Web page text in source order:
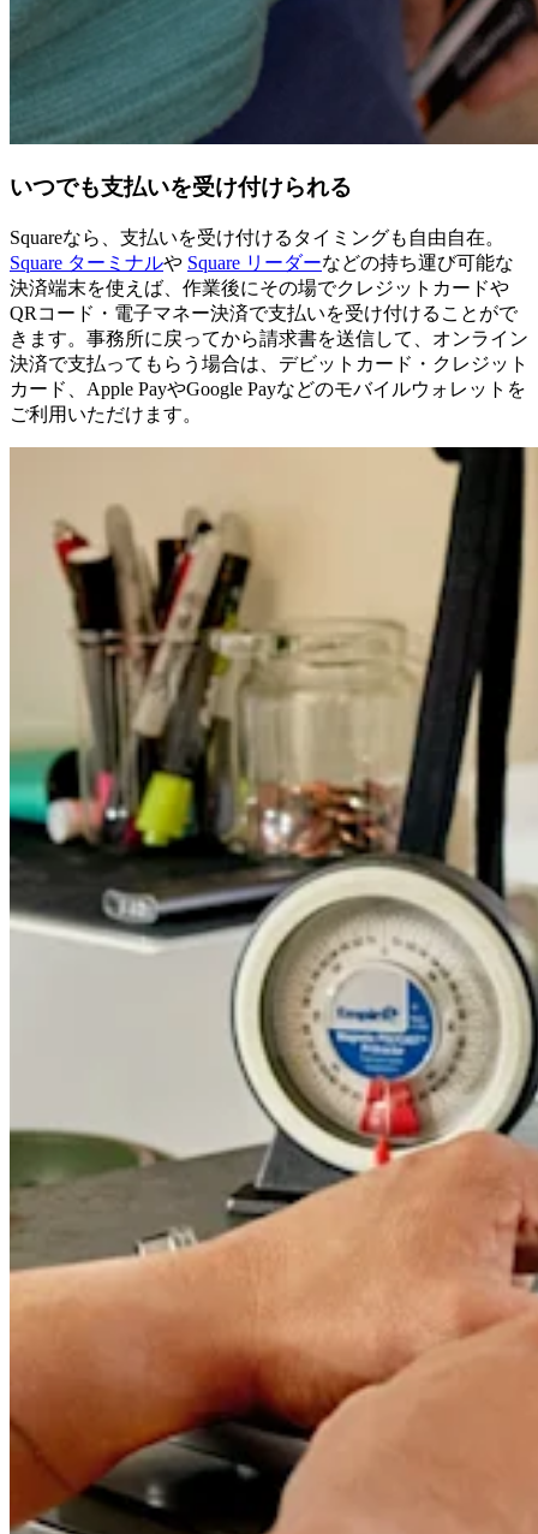
いつでも支払いを受け付けられる
Squareなら、支払いを受け付けるタイミングも自由自在。
Square ターミナルや Square リーダーなどの持ち運び可能な
決済端末を使えば、作業後にその場でクレジットカードや
QRコード・電子マネー決済で支払いを受け付けることがで
きます。事務所に戻ってから請求書を送信して、オンライン
決済で支払ってもらう場合は、デビットカード・クレジット
カード、Apple PayやGoogle Payなどのモバイルウォレットを
ご利用いただけます。